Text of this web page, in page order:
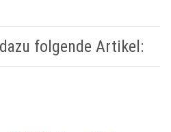
folgende Artikel: